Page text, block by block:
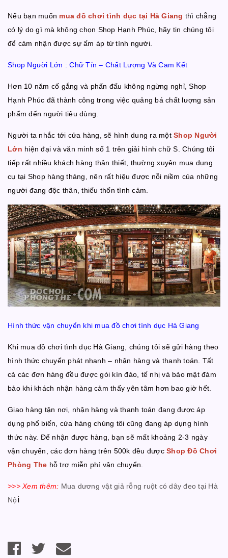
Nếu bạn muốn mua đồ chơi tình dục tại Hà Giang thì chẳng
có lý do gì mà không chọn Shop Hạnh Phúc, hãy tin chúng tôi
để cảm nhận được sự ấm áp từ tình người.
Shop Người Lớn : Chữ Tín – Chất Lượng Và Cam Kết
Hơn 10 năm cố gắng và phấn đấu không ngừng nghỉ, Shop
Hạnh Phúc đã thành công trong việc quảng bá chất lượng sản
phẩm đến người tiêu dùng.
Người ta nhắc tới cửa hàng, sẽ hình dung ra một Shop Người
Lớn hiện đại và văn minh số 1 trên giải hình chữ S. Chúng tôi
tiếp rất nhiều khách hàng thân thiết, thường xuyên mua dụng
cụ tại Shop hàng tháng, nên rất hiệu được nỗi niềm của những
người đang độc thân, thiếu thốn tình cảm.
Hình thức vận chuyển khi mua đồ chơi tình dục Hà Giang
Khi mua đồ chơi tình dục Hà Giang, chúng tôi sẽ gửi hàng theo
hình thức chuyển phát nhanh – nhận hàng và thanh toán. Tất
cả các đơn hàng đều được gói kín đáo, tế nhị và bảo mật đảm
bảo khi khách nhận hàng cảm thấy yên tâm hơn bao giờ hết.
Giao hàng tận nơi, nhận hàng và thanh toán đang được áp
dụng phổ biến, cửa hàng chúng tôi cũng đang áp dụng hình
thức này. Để nhận được hàng, bạn sẽ mất khoảng 2-3 ngày
vận chuyển, các đơn hàng trên 500k đều được Shop Đồ Chơi
Phòng The hỗ trợ miễn phí vận chuyển.
>>> Xem thêm: Mua dương vật giả rỗng ruột có dây đeo tại Hà
Nội